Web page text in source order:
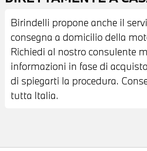
Birindelli propone anche il
consegna a domicilio della
Richiedi al nostro consulente
informazioni in fase di
di spiegarti la procedura.
tutta Italia.